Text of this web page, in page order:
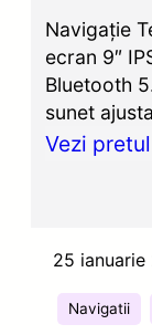
Navigație
ecran 9″
Bluetooth
sunet
Vezi
25 ianuarie
Navigatii